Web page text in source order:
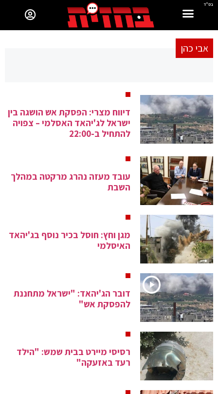
בס"ד
אבי כהן
דיווח מצרי: הפסקת אש הושגה בין
ישראל לג'יהאד האסלמי – צפויה
להתחיל ב-22:00
עובד מעזה נהרג מרקטה במהלך
השבת
מגן וחץ: חוסל בכיר נוסף בג'יהאד
האיסלמי
דובר הג'יהאד: "ישראל מתחננת
להפסקת אש"
רסיסי מיירט בבית שמש: "הילד
רעד באזעקה"